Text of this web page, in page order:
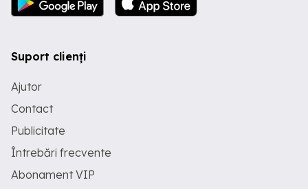
Suport clienți
Ajutor
Contact
Publicitate
Întrebări frecvente
Abonament VIP